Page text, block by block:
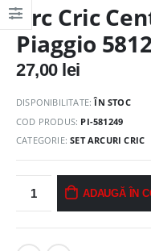
Arc Cric
Piaggio
27,00 lei
DISPONIBILITATE:ÎN STOC
COD PRODUS: PI-581249
CATEGORIE:SET ARCURI CRIC
ADAUGĂ ÎN